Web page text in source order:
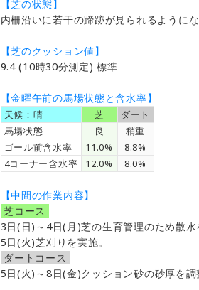
【芝の状態】
内柵沿いに若干の蹄跡が見られるように
【芝のクッション値】
9.4 (10時30分測定) 標準
【金曜午前の馬場状態と含水率】
天候：晴 芝
ダート
馬場状態
良
稍重
ゴール前含水率
11.0%
8.8%
4コーナー含水率
12.0% 8.0%
【中間の作業内容】
芝コース
3日(日)～4日(月)芝の生育管理のため散水
5日(火)芝刈りを実施。
ダートコース
5日(火)～8日(金)クッション砂の砂厚を調